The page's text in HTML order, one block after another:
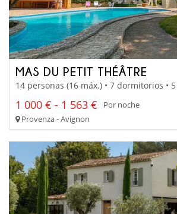
MAS DU PETIT THÉÂTRE
14 personas (16 máx.) • 7 dormitorios •
1 000 € - 1 563 €
Por noche
Provenza - Avignon